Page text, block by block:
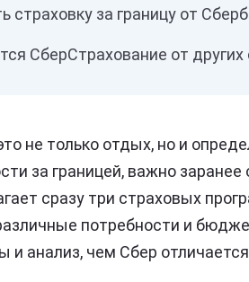
страховку за границу от
СберСтрахование от
не только отдых, но и
за границей, важно
сразу три страховых
потребности и
и анализ, чем Сбер